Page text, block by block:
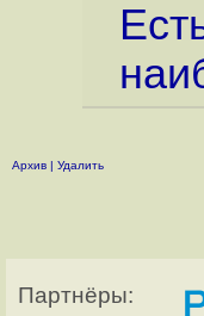
Архив | Удалить
Партнёры: